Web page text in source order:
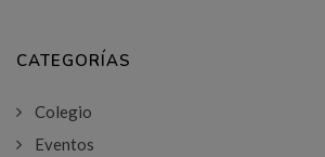
CATEGORÍAS
Colegio
Eventos